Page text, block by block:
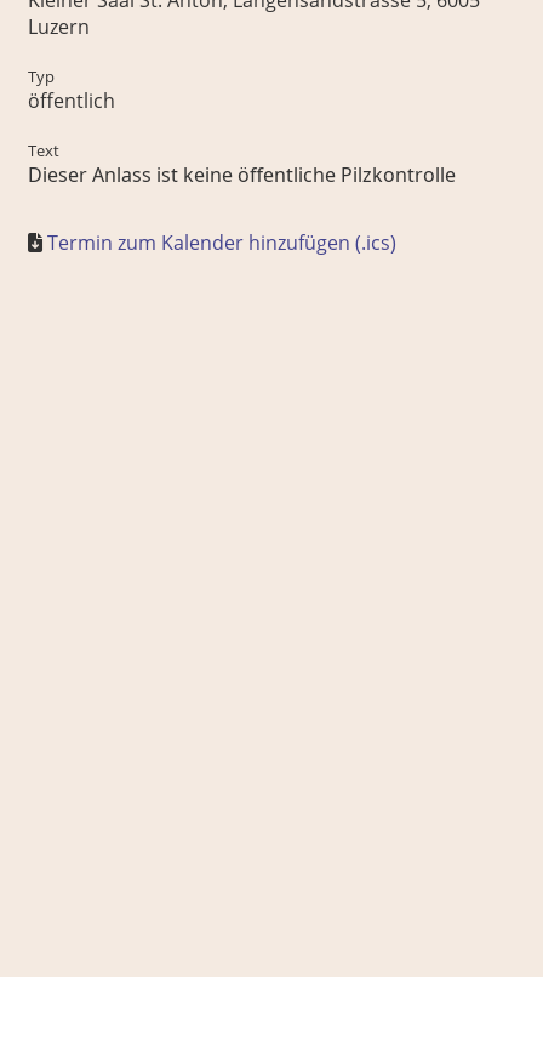
Luzern
Typ
öffentlich
Text
Dieser Anlass ist keine öffentliche Pilzkontrolle
Termin zum Kalender hinzufügen (.ics)